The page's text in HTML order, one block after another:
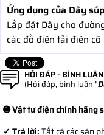
Ứng dụng của Dây
Lắp đặt Dây cho
các đồ điện tải điện cỡ
HỎI ĐÁP - BÌNH LUẬN
(Hỏi đáp, bình luận "
➊ Vật tư điện chính hãng
✓ Trả lời:Tất cả các sản